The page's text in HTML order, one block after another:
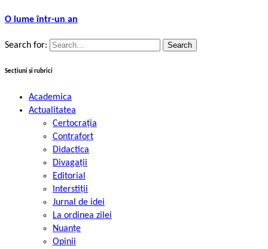
O lume într-un an
Search for:
Secțiuni și rubrici
Academica
Actualitatea
Certocrația
Contrafort
Didactica
Divagații
Editorial
Interstiții
Jurnal de idei
La ordinea zilei
Nuanțe
Opinii